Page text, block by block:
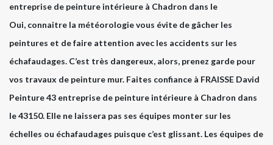
entreprise de peinture intérieure à Chadron dans le
Oui, connaitre la météorologie vous évite de gâcher les
peintures et de faire attention avec les accidents sur les
échafaudages. C’est très dangereux, alors, prenez garde pour
vos travaux de peinture mur. Faites confiance à FRAISSE David
Peinture 43 entreprise de peinture intérieure à Chadron dans
le 43150. Elle ne laissera pas ses équipes monter sur les
échelles ou échafaudages puisque c’est glissant. Les équipes de